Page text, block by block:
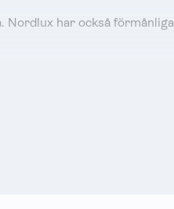
har också förmånliga
därför i alla typer av